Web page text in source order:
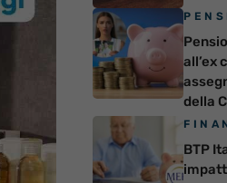
all’ex
della
BTP